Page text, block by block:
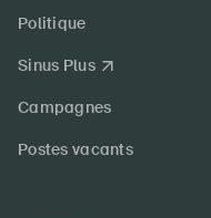
Politique
Sinus Plus
Campagnes
Postes vacants